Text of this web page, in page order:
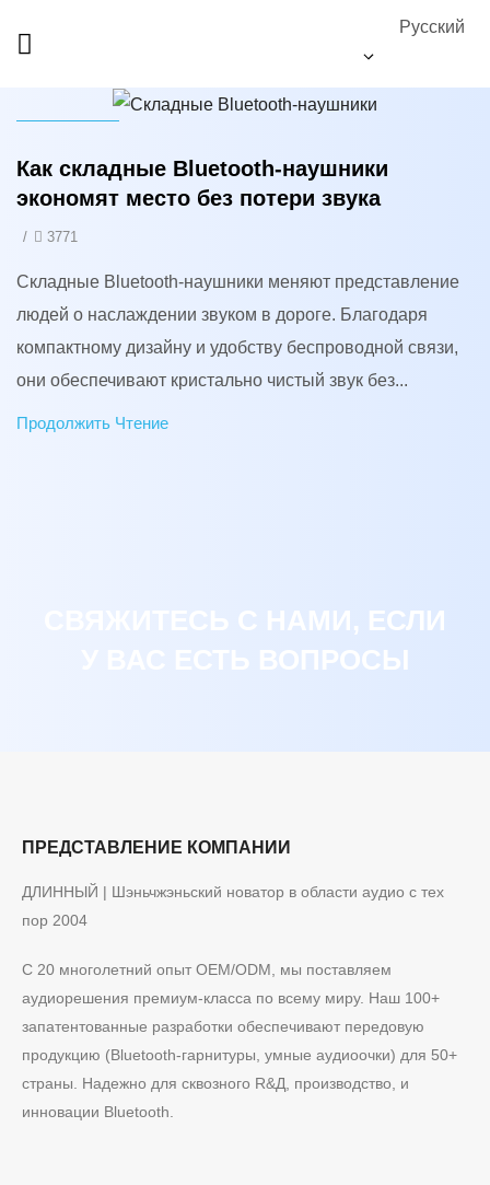
Русский
Как складные Bluetooth-наушники
экономят место без потери звука
/ 3771
Складные Bluetooth-наушники меняют представление
людей о наслаждении звуком в дороге. Благодаря
компактному дизайну и удобству беспроводной связи,
они обеспечивают кристально чистый звук без...
Продолжить Чтение
СВЯЖИТЕСЬ С НАМИ, ЕСЛИ
У ВАС ЕСТЬ ВОПРОСЫ
ПРЕДСТАВЛЕНИЕ КОМПАНИИ
ДЛИННЫЙ | Шэньчжэньский новатор в области аудио с тех
пор 2004
С 20 многолетний опыт OEM/ODM, мы поставляем
аудиорешения премиум-класса по всему миру. Наш 100+
запатентованные разработки обеспечивают передовую
продукцию (Bluetooth-гарнитуры, умные аудиоочки) для 50+
страны. Надежно для сквозного R&Д, производство, и
инновации Bluetooth.